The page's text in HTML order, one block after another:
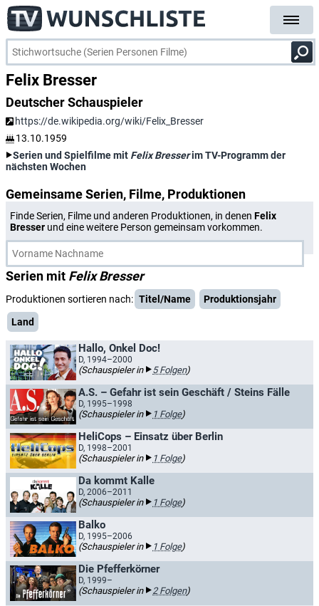
Felix Bresser
Deutscher Schauspieler
https://de.wikipedia.org/wiki/Felix_Bresser
13.10.1959
Serien und Spielfilme mit Felix Bresserim TV-Programm der
nächsten Wochen
Gemeinsame Serien, Filme, Produktionen
Finde Serien, Filme und anderen Produktionen, in denen Felix
Bresser und eine weitere Person gemeinsam vorkommen.
Serien mit Felix Bresser
Produktionen sortieren nach: Titel/Name
Produktionsjahr
Land
Hallo, Onkel Doc!
D, 1994–2000
(Schauspieler in 5 Folgen)
A.S. – Gefahr ist sein Geschäft / Steins Fälle
D, 1995–1998
(Schauspieler in 1 Folge)
HeliCops – Einsatz über Berlin
D, 1998–2001
(Schauspieler in 1 Folge)
Da kommt Kalle
D, 2006–2011
(Schauspieler in 1 Folge)
Balko
D, 1995–2006
(Schauspieler in 1 Folge)
Die Pfefferkörner
D, 1999–
(Schauspieler in 2 Folgen)